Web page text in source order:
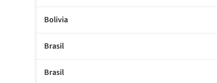
Bolivia
Brasil
Brasil